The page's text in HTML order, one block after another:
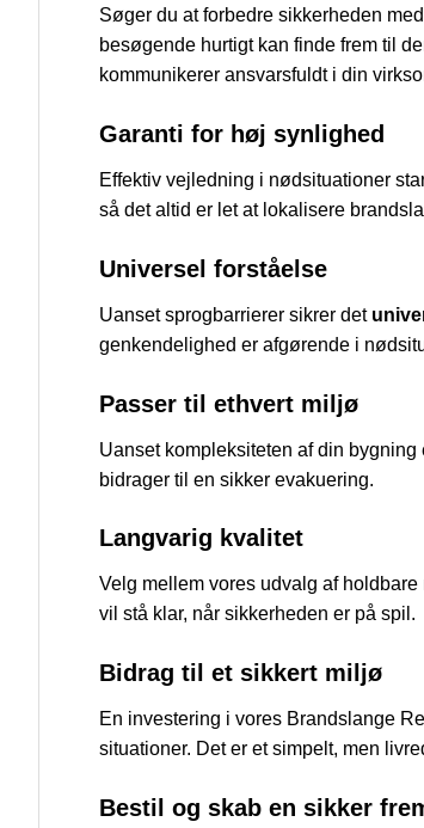
Søger du at forbedre sikkerheden
besøgende hurtigt kan finde frem til
kommunikerer ansvarsfuldt i din
Garanti for høj synlighed
Effektiv vejledning i nødsituationer
så det altid er let at lokalisere
Universel forståelse
Uanset sprogbarrierer sikrer det
genkendelighed er afgørende i
Passer til ethvert miljø
Uanset kompleksiteten af din
bidrager til en sikker evakuering.
Langvarig kvalitet
Velg mellem vores udvalg af
vil stå klar, når sikkerheden er på spil.
Bidrag til et sikkert miljø
En investering i vores Brandslange
situationer. Det er et simpelt, men
Bestil og skab en sikker